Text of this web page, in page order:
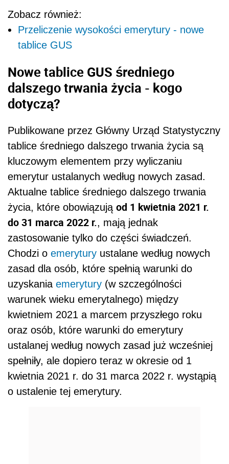
Zobacz również:
Przeliczenie wysokości emerytury - nowe
tablice GUS
Nowe tablice GUS średniego
dalszego trwania życia - kogo
dotyczą?
Publikowane przez Główny Urząd Statystyczny
tablice średniego dalszego trwania życia są
kluczowym elementem przy wyliczaniu
emerytur ustalanych według nowych zasad.
Aktualne tablice średniego dalszego trwania
życia, które obowiązują od 1 kwietnia 2021 r.
do 31 marca 2022 r., mają jednak
zastosowanie tylko do części świadczeń.
Chodzi o emerytury ustalane według nowych
zasad dla osób, które spełnią warunki do
uzyskania emerytury (w szczególności
warunek wieku emerytalnego) między
kwietniem 2021 a marcem przyszłego roku
oraz osób, które warunki do emerytury
ustalanej według nowych zasad już wcześniej
spełniły, ale dopiero teraz w okresie od 1
kwietnia 2021 r. do 31 marca 2022 r. wystąpią
o ustalenie tej emerytury.